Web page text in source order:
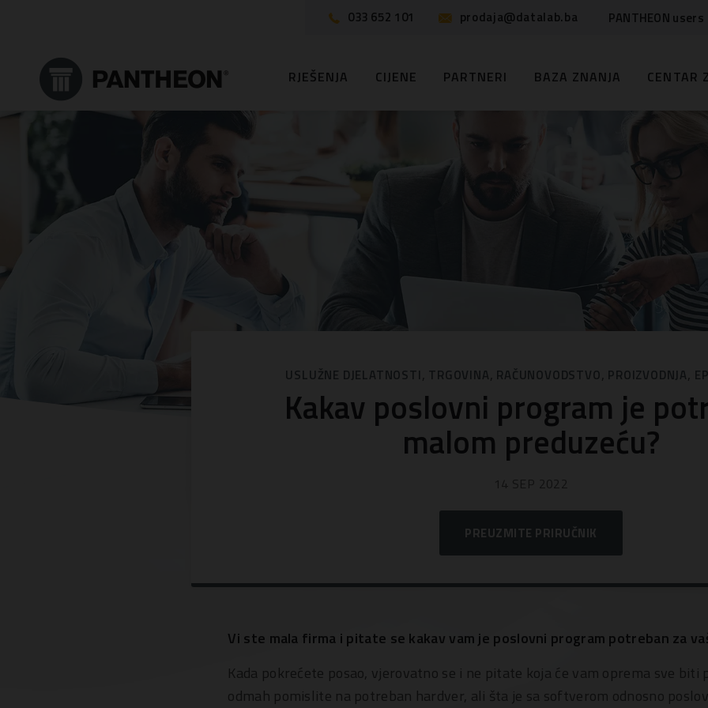
033 652 101 prodaja@datalab.ba PANTHEON users
RJEŠENJA CIJENE PARTNERI BAZA ZNANJA CENTAR
USLUŽNE DJELATNOSTI, TRGOVINA, RAČUNOVODSTVO, PROIZVODNJA,
Kakav poslovni program je
malom preduzeću?
PREUZMITE PRIRUČNIK
Vi ste mala firma i pitate se kakav vam je poslovni program potreban za
Kada pokrećete posao, vjerovatno se i ne pitate koja će vam oprema sve biti
odmah pomislite na potreban hardver, ali šta je sa softverom odnosno